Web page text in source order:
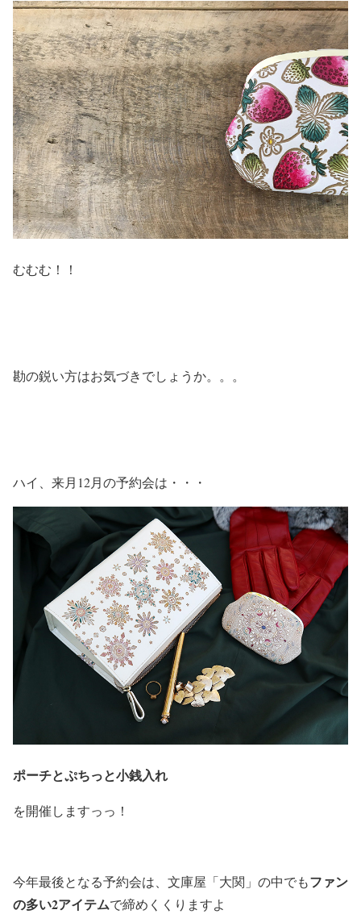
むむむ！！
勘の鋭い方はお気づきでしょうか。。。
ハイ、来月12月の予約会は・・・
ポーチとぷちっと小銭入れ
を開催しますっっ！
今年最後となる予約会は、文庫屋「大関」の中でもファン
の多い2アイテムで締めくくりますよ